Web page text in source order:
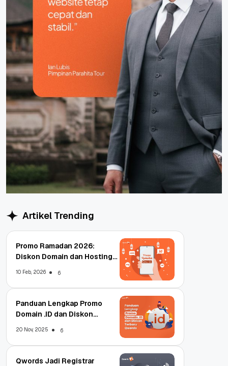
Artikel Trending
Promo Ramadan 2026:
Diskon Domain dan Hosting
10 Feb, 2026 6
Panduan Lengkap Promo
Domain .ID dan Diskon
20 Nov, 2025 6
Qwords Jadi Registrar